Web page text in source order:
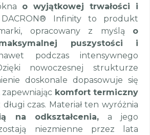
o wyjątkowej trwałości i
DACRON® Infinity to produkt
opracowany z myślą o
puszystości i
podczas intensywnego
nowoczesnej strukturze
doskonale dopasowuje się
zapewniając komfort termiczny
czas. Materiał ten wyróżnia
na odkształcenia, a jego
niezmienne przez lata